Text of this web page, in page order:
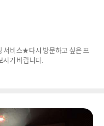
서비스★다시 방문하고 싶은 프
기 바랍니다.